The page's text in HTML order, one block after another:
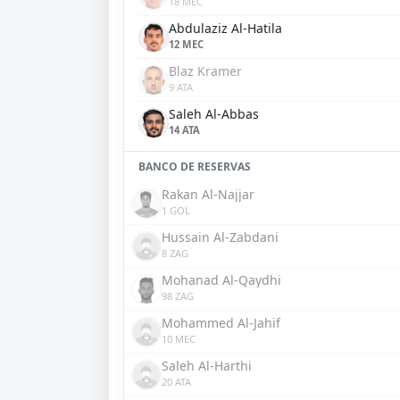
Abdulaziz Al-Hatila
12 MEC
Blaz Kramer
9 ATA
Saleh Al-Abbas
14 ATA
BANCO DE RESERVAS
Rakan Al-Najjar
1 GOL
Hussain Al-Zabdani
8 ZAG
Mohanad Al-Qaydhi
98 ZAG
Mohammed Al-Jahif
10 MEC
Saleh Al-Harthi
20 ATA